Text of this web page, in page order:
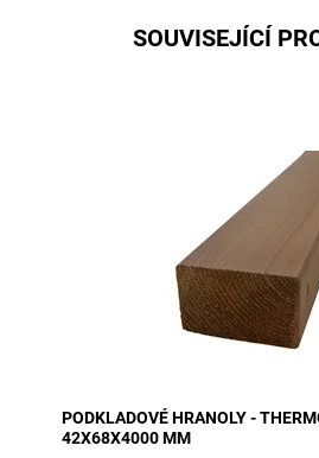
SOUVISEJÍCÍ
bal. 1 kus pokud máte nákres,
PODKLADOVÉ HRANOLY -
42X68X4000 MM